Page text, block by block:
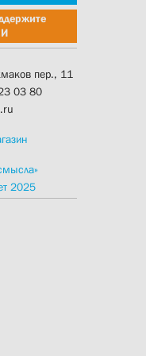
пер., 11
03 80
2025